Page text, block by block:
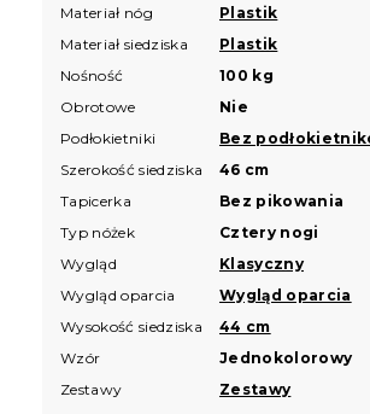
Materiał nóg
Plastik
Materiał siedziska
Plastik
Nośność
100 kg
Obrotowe
Nie
Podłokietniki
Bez
Szerokość siedziska
46 cm
Tapicerka
Bez pikowania
Typ nóżek
Cztery nogi
Wygląd
Klasyczny
Wygląd oparcia
Wygląd oparcia
Wysokość siedziska
44 cm
Wzór
Jednokolorowy
Zestawy
Zestawy